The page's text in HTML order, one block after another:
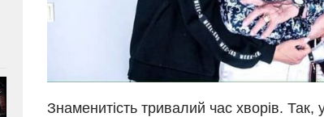
Знаменитість тривалий час хворів. Так,